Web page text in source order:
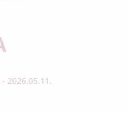
2026.05.11.